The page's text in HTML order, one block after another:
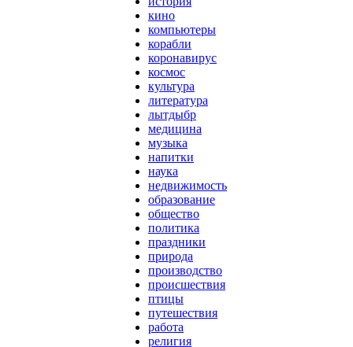
кино
компьютеры
корабли
коронавирус
космос
культура
литература
лытдыбр
медицина
музыка
напитки
наука
недвижимость
образование
общество
политика
праздники
природа
производство
происшествия
птицы
путешествия
работа
религия